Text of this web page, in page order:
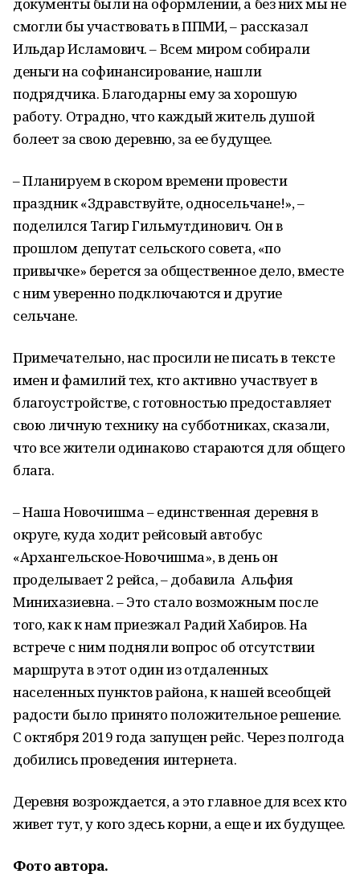
смогли бы участвовать в ППМИ, – рассказал
Ильдар Исламович. – Всем миром собирали
деньги на софинансирование, нашли
подрядчика. Благодарны ему за хорошую
работу. Отрадно, что каждый житель душой
болеет за свою деревню, за ее будущее.
– Планируем в скором времени провести
праздник «Здравствуйте, односельчане!», –
поделился Тагир Гильмутдинович. Он в
прошлом депутат сельского совета, «по
привычке» берется за общественное дело, вместе
с ним уверенно подключаются и другие
сельчане.
Примечательно, нас просили не писать в тексте
имен и фамилий тех, кто активно участвует в
благоустройстве, с готовностью предоставляет
свою личную технику на субботниках, сказали,
что все жители одинаково стараются для общего
блага.
– Наша Новочишма – единственная деревня в
округе, куда ходит рейсовый автобус
«Архангельское-Новочишма», в день он
проделывает 2 рейса, – добавила Альфия
Минихазиевна. – Это стало возможным после
того, как к нам приезжал Радий Хабиров. На
встрече с ним подняли вопрос об отсутствии
маршрута в этот один из отдаленных
населенных пунктов района, к нашей всеобщей
радости было принято положительное решение.
С октября 2019 года запущен рейс. Через полгода
добились проведения интернета.
Деревня возрождается, а это главное для всех кто
живет тут, у кого здесь корни, а еще и их будущее.
Фото автора.